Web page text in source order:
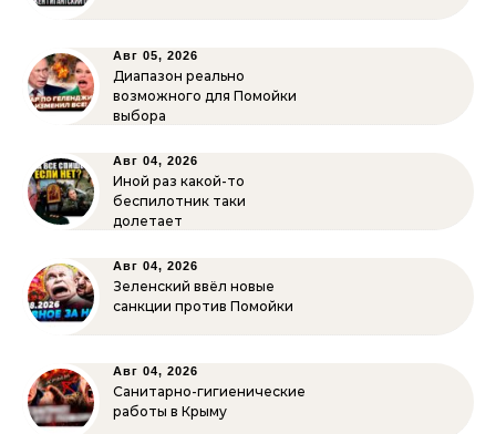
Авг 05, 2026
Диапазон реально
возможного для Помойки
выбора
Авг 04, 2026
Иной раз какой-то
беспилотник таки
долетает
Авг 04, 2026
Зеленский ввёл новые
санкции против Помойки
Авг 04, 2026
Санитарно-гигиенические
работы в Крыму